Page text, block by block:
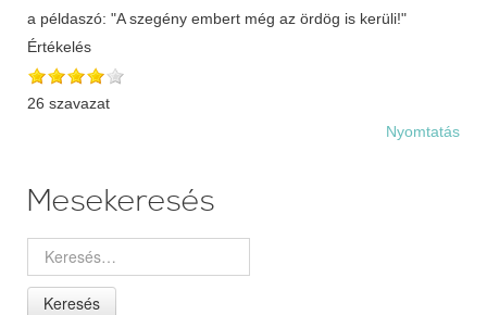
a példaszó: "A szegény embert még az ördög is kerüli!"
Értékelés
26 szavazat
Nyomtatás
Mesekeresés
Keresés